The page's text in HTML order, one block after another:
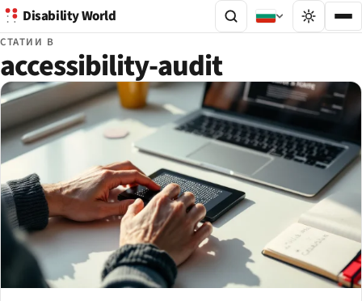
Disability World
СТАТИИ В
accessibility-audit